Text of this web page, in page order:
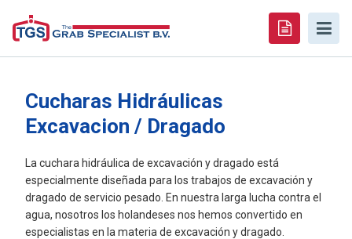
Cucharas Hidráulicas
Excavacion / Dragado
La cuchara hidráulica de excavación y dragado está
especialmente diseñada para los trabajos de excavación y
dragado de servicio pesado. En nuestra larga lucha contra el
agua, nosotros los holandeses nos hemos convertido en
especialistas en la materia de excavación y dragado.